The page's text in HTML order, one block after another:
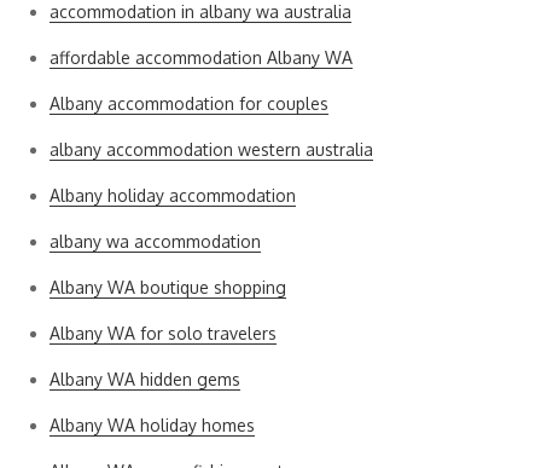
accommodation in albany wa australia
affordable accommodation Albany WA
Albany accommodation for couples
albany accommodation western australia
Albany holiday accommodation
albany wa accommodation
Albany WA boutique shopping
Albany WA for solo travelers
Albany WA hidden gems
Albany WA holiday homes